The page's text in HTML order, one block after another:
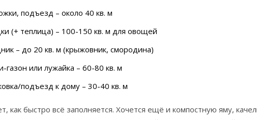
подъезд – около 40 кв. м
(+ теплица) – 100-150 кв. м для овощей
– до 20 кв. м (крыжовник, смородина)
газон или лужайка – 60-80 кв. м
подъезд к дому – 30-40 кв. м
как быстро всё заполняется. Хочется ещё и компостную яму,